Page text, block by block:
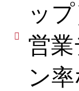
ップ
営
ン